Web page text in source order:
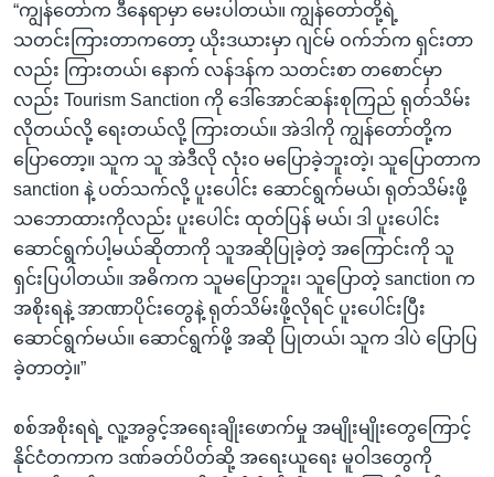
“ကျွန်တော်က ဒီနေရာမှာ မေးပါတယ်။ ကျွန်တော်တို့ရဲ့
သတင်းကြားတာကတော့ ယိုးဒယားမှာ ဂျင်မ် ဝက်ဘ်က ရှင်းတာ
လည်း ကြားတယ်၊ နောက် လန်ဒန်က သတင်းစာ တစောင်မှာ
လည်း Tourism Sanction ကို ဒေါ်အောင်ဆန်းစုကြည် ရုတ်သိမ်း
လိုတယ်လို့ ရေးတယ်လို့ ကြားတယ်။ အဲဒါကို ကျွန်တော်တို့က
ပြောတော့။ သူက သူ အဲဒီလို လုံး၀ မပြောခဲ့ဘူးတဲ့၊ သူပြောတာက
sanction နဲ့ ပတ်သက်လို့ ပူးပေါင်း ဆောင်ရွက်မယ်၊ ရုတ်သိမ်းဖို့
သဘောထားကိုလည်း ပူးပေါင်း ထုတ်ပြန် မယ်၊ ဒါ ပူးပေါင်း
ဆောင်ရွက်ပါ့မယ်ဆိုတာကို သူအဆိုပြုခဲ့တဲ့ အကြောင်းကို သူ
ရှင်းပြပါတယ်။ အဓိကက သူမပြောဘူး၊ သူပြောတဲ့ sanction က
အစိုးရနဲ့ အာဏာပိုင်းတွေနဲ့ ရုတ်သိမ်းဖို့လိုရင် ပူးပေါင်းပြီး
ဆောင်ရွက်မယ်။ ဆောင်ရွက်ဖို့ အဆို ပြုတယ်၊ သူက ဒါပဲ ပြောပြ
ခဲ့တာတဲ့။”
စစ်အစိုးရရဲ့ လူ့အခွင့်အရေးချိုးဖောက်မှု အမျိုးမျိုးတွေကြောင့်
နိုင်ငံတကာက ဒဏ်ခတ်ပိတ်ဆို့ အရေးယူရေး မူဝါဒတွေကို